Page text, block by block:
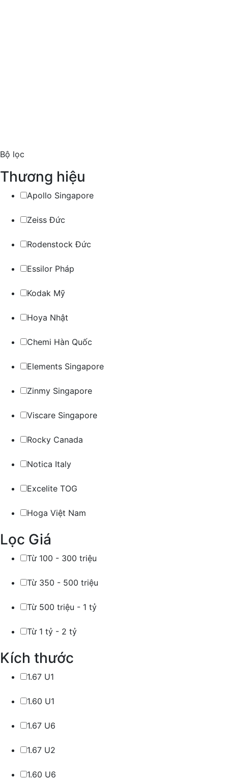
Bộ lọc
Thương hiệu
Apollo Singapore
Zeiss Đức
Rodenstock Đức
Essilor Pháp
Kodak Mỹ
Hoya Nhật
Chemi Hàn Quốc
Elements Singapore
Zinmy Singapore
Viscare Singapore
Rocky Canada
Notica Italy
Excelite TOG
Hoga Việt Nam
Lọc Giá
Từ 100 - 300 triệu
Từ 350 - 500 triệu
Từ 500 triệu - 1 tỷ
Từ 1 tỷ - 2 tỷ
Kích thước
1.67 U1
1.60 U1
1.67 U6
1.67 U2
1.60 U6